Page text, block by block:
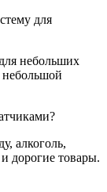
для
небольших
небольшой
алкоголь,
дорогие товары.